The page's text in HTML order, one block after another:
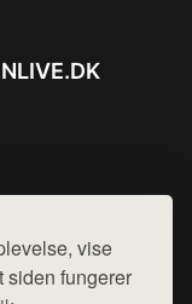
vise
siden fungerer